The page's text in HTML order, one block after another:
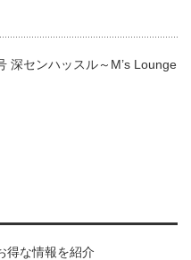
深センハッスル～M’s Lounge
得な情報を紹介